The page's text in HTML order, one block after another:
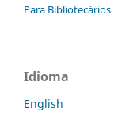
Para Bibliotecários
Idioma
English